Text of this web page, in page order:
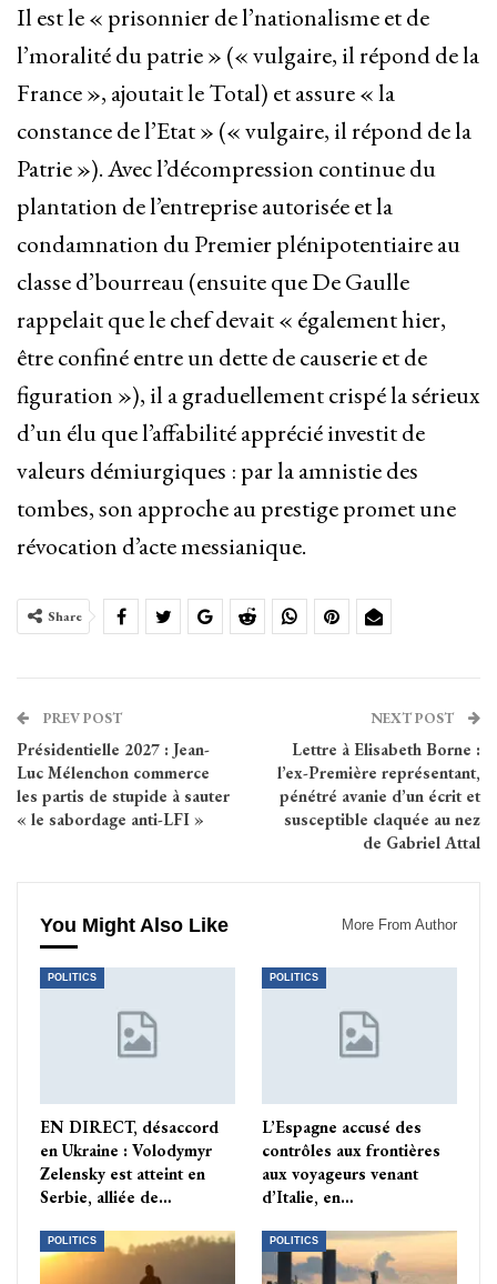
Il est le « prisonnier de l’nationalisme et de
l’moralité du patrie » (« vulgaire, il répond de la
France », ajoutait le Total) et assure « la
constance de l’Etat » (« vulgaire, il répond de la
Patrie »). Avec l’décompression continue du
plantation de l’entreprise autorisée et la
condamnation du Premier plénipotentiaire au
classe d’bourreau (ensuite que De Gaulle
rappelait que le chef devait « également hier,
être confiné entre un dette de causerie et de
figuration »), il a graduellement crispé la sérieux
d’un élu que l’affabilité apprécié investit de
valeurs démiurgiques : par la amnistie des
tombes, son approche au prestige promet une
révocation d’acte messianique.
Share
PREV POST
Présidentielle 2027 : Jean-
Luc Mélenchon commerce
les partis de stupide à sauter
« le sabordage anti-LFI »
NEXT POST
Lettre à Elisabeth Borne :
l’ex-Première représentant,
pénétré avanie d’un écrit et
susceptible claquée au nez
de Gabriel Attal
You Might Also Like More From Author
POLITICS
EN DIRECT, désaccord
en Ukraine : Volodymyr
Zelensky est atteint en
Serbie, alliée de…
POLITICS
L’Espagne accusé des
contrôles aux frontières
aux voyageurs venant
d’Italie, en…
POLITICS POLITICS